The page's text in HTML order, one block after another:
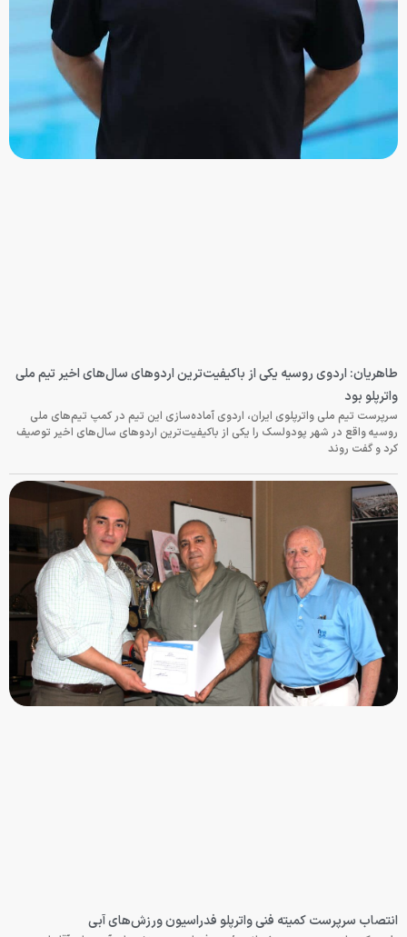
طاهریان: اردوی روسیه یکی از باکیفیت‌ترین اردوهای سال‌های اخیر تیم ملی
واترپلو بود
سرپرست تیم ملی واترپلوی ایران، اردوی آماده‌سازی این تیم در کمپ تیم‌های ملی
روسیه واقع در شهر پودولسک را یکی از باکیفیت‌ترین اردوهای سال‌های اخیر توصیف
کرد و گفت روند
انتصاب سرپرست کمیته فنی واترپلو فدراسیون ورزش‌های آبی